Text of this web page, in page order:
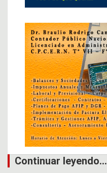
Continuar leyendo...